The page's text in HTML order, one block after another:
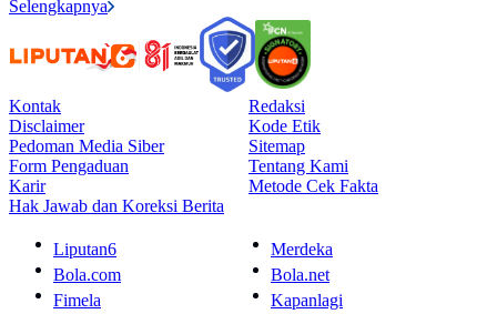
Selengkapnya
Kontak
Redaksi
Disclaimer
Kode Etik
Pedoman Media Siber
Sitemap
Form Pengaduan
Tentang Kami
Karir
Metode Cek Fakta
Hak Jawab dan Koreksi Berita
Liputan6
Merdeka
Bola.com
Bola.net
Fimela
Kapanlagi